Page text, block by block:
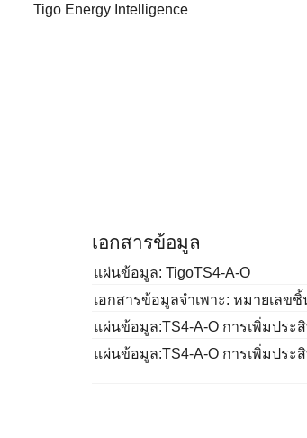
Tigo Energy Intelligence
เอกสารข้อมูล
แผ่นข้อมูล: TigoTS4-A-O
เอกสารข้อมูลจำเพาะ: หมายเลข
แผ่นข้อมูล:TS4-A-O การเพิ่มประ
แผ่นข้อมูล:TS4-A-O การเพิ่มประ